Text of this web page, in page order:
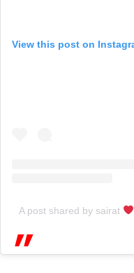
View this post on
A post shared by sairat